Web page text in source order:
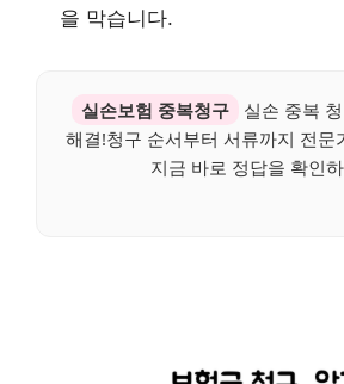
을 막습니다.
실손보험 중복청구
실손 중복
해결!청구 순서부터 서류까지 전문
지금 바로 정답을 확인